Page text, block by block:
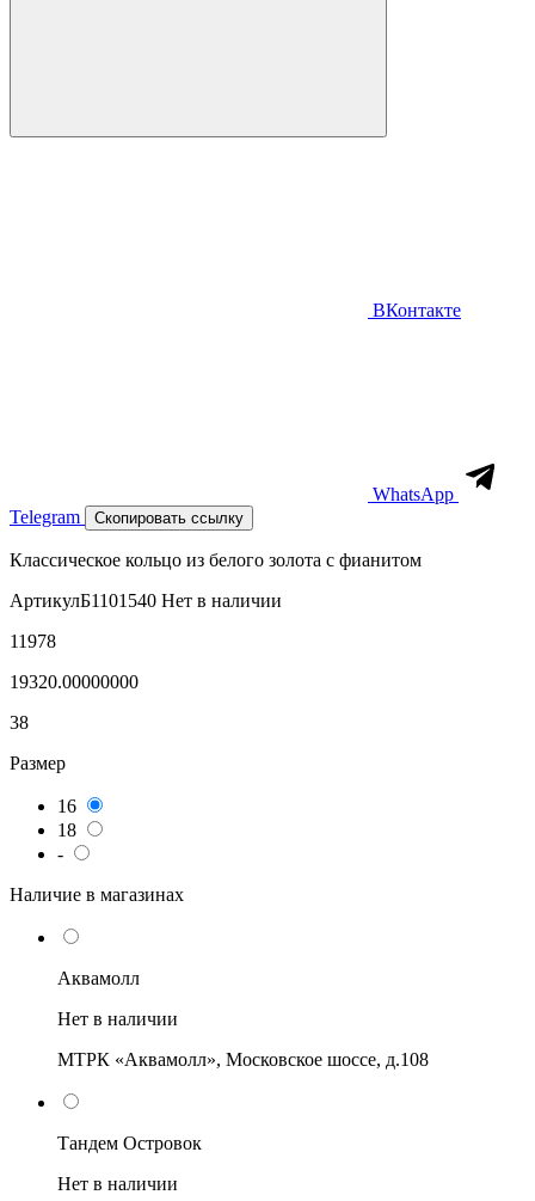
ВКонтакте
WhatsApp
Telegram
Скопировать ссылку
Классическое кольцо из белого золота с фианитом
АртикулБ1101540 Нет в наличии
11978
19320.00000000
38
Размер
16
18
-
Наличие в магазинах
Аквамолл
Нет в наличии
МТРК «Аквамолл», Московское шоссе, д.108
Тандем Островок
Нет в наличии